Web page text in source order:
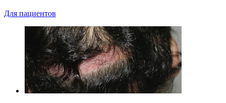
Для пациентов